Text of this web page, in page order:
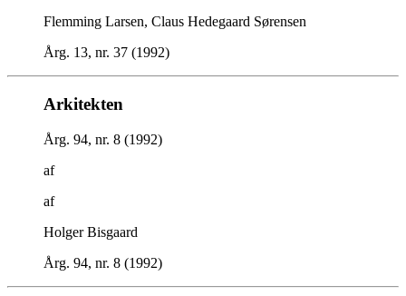
Flemming Larsen, Claus Hedegaard Sørensen
Årg. 13, nr. 37 (1992)
Arkitekten
Årg. 94, nr. 8 (1992)
af
af
Holger Bisgaard
Årg. 94, nr. 8 (1992)